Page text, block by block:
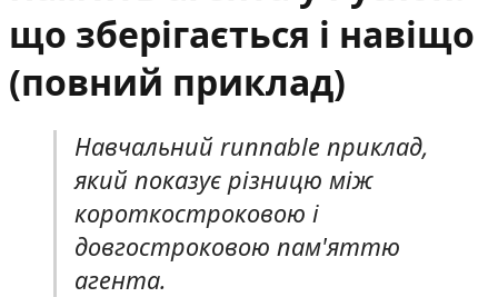
що зберігається і навіщо
(повний приклад)
Навчальний runnable приклад,
який показує різницю між
короткостроковою і
довгостроковою пам'яттю
агента.